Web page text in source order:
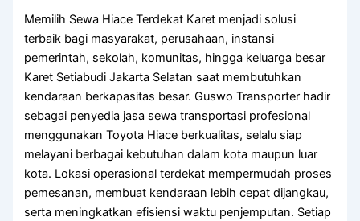
Memilih Sewa Hiace Terdekat Karet menjadi solusi
terbaik bagi masyarakat, perusahaan, instansi
pemerintah, sekolah, komunitas, hingga keluarga besar
Karet Setiabudi Jakarta Selatan saat membutuhkan
kendaraan berkapasitas besar. Guswo Transporter hadir
sebagai penyedia jasa sewa transportasi profesional
menggunakan Toyota Hiace berkualitas, selalu siap
melayani berbagai kebutuhan dalam kota maupun luar
kota. Lokasi operasional terdekat mempermudah proses
pemesanan, membuat kendaraan lebih cepat dijangkau,
serta meningkatkan efisiensi waktu penjemputan. Setiap